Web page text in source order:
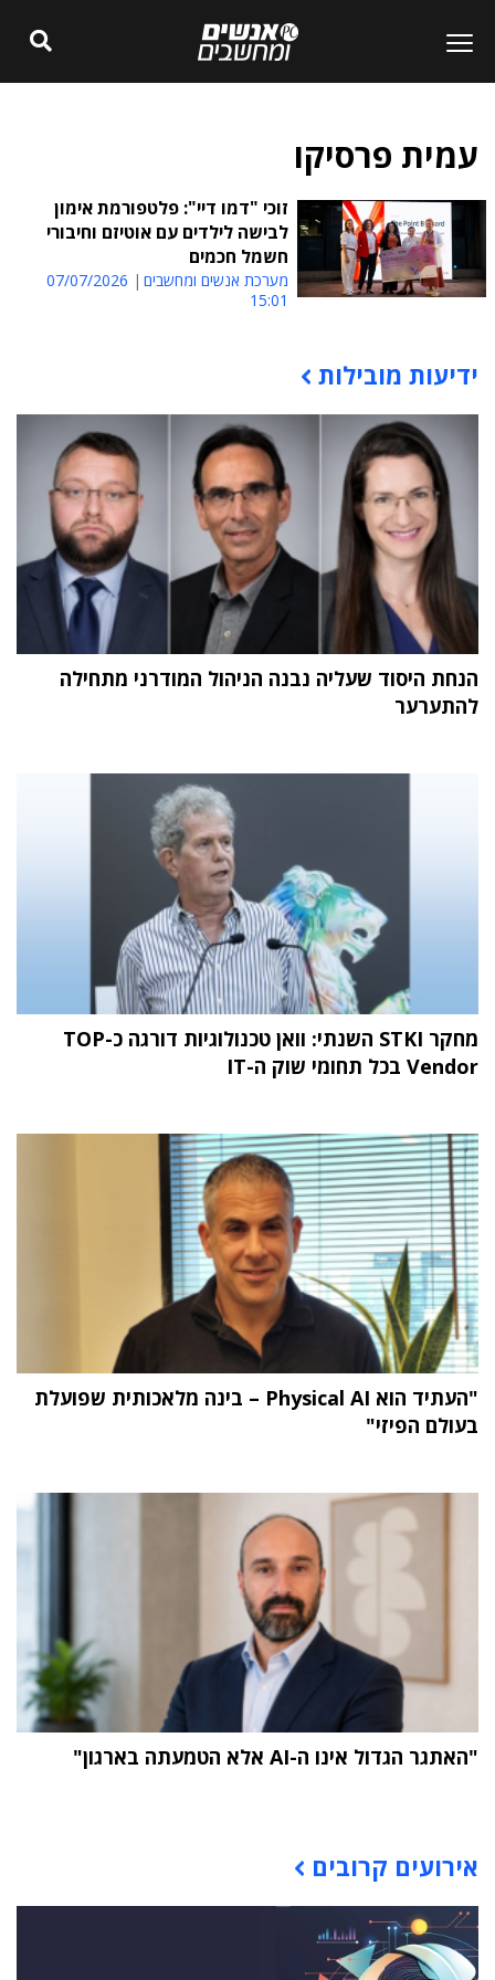
עמית פרסיקו
זוכי "דמו דיי": פלטפורמת אימון
לבישה לילדים עם אוטיזם וחיבורי
חשמל חכמים
מערכת אנשים ומחשבים
07/07/2026
15:01
תוכן פרסומי
ידיעות מובילות
הנחת היסוד שעליה נבנה הניהול המודרני מתחילה
להתערער
מחקר STKI השנתי: וואן טכנולוגיות דורגה כ-TOP
Vendor בכל תחומי שוק ה-IT
"העתיד הוא Physical AI – בינה מלאכותית שפועלת
בעולם הפיזי"
"האתגר הגדול אינו ה-AI אלא הטמעתה בארגון"
אירועים קרובים